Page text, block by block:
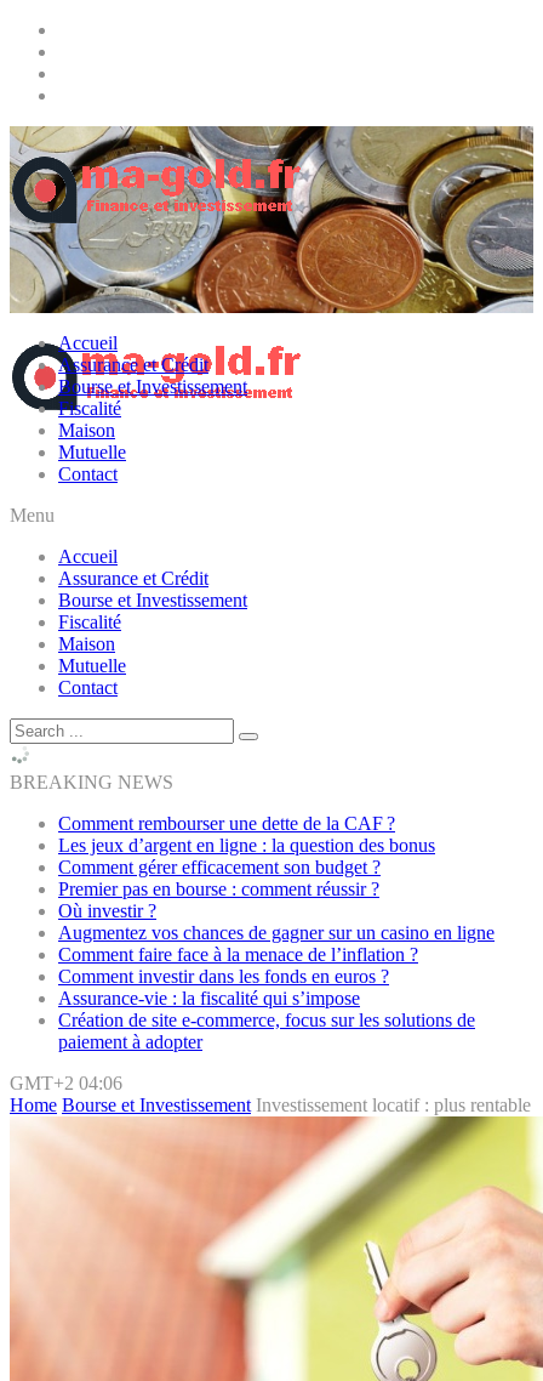
Accueil
Assurance et Crédit
Bourse et Investissement
Fiscalité
Maison
Mutuelle
Contact
Menu
Accueil
Assurance et Crédit
Bourse et Investissement
Fiscalité
Maison
Mutuelle
Contact
BREAKING NEWS
Comment rembourser une dette de la CAF ?
Les jeux d’argent en ligne : la question des bonus
Comment gérer efficacement son budget ?
Premier pas en bourse : comment réussir ?
Où investir ?
Augmentez vos chances de gagner sur un casino en ligne
Comment faire face à la menace de l’inflation ?
Comment investir dans les fonds en euros ?
Assurance-vie : la fiscalité qui s’impose
Création de site e-commerce, focus sur les solutions de
paiement à adopter
GMT+2 04:06
Home Bourse et Investissement Investissement locatif : plus rentable